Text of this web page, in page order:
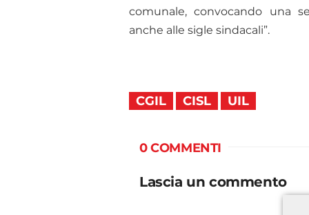
comunale, convocando una
anche alle sigle sindacali”.
CGIL CISL UIL
0 COMMENTI
Lascia un commento